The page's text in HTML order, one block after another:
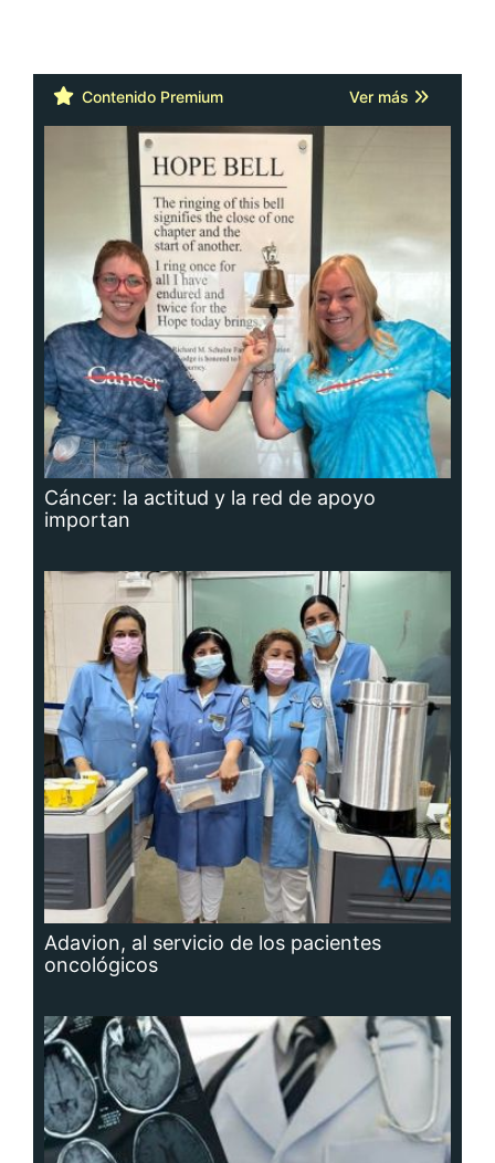
Contenido Premium Ver más
Cáncer: la actitud y la red de apoyo
importan
Adavion, al servicio de los pacientes
oncológicos